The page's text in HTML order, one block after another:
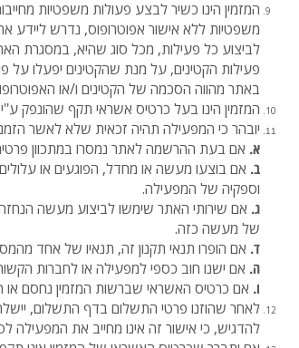
משפטיות ללא אישור אפוטרופוס, נדרש ליידע
לביצוע כל פעילות, מכל סוג שהיא, במסגרת
פעילות הקטינים, על מנת שהקטינים יפעלו על
באתר מהווה הסכמה של הקטינים ו/או
המזמין הינו בעל כרטיס אשראי תקף שהונפק
יובהר כי המפעילה תהיה זכאית שלא לאשר
א. אם בעת ההרשמה לאתר נמסרו במתכוון פרטים
ב. אם בוצעו מעשה או מחדל, הפוגעים או
וספקיה של המפעילה.
ג. אם שירותי האתר שימשו לביצוע מעשה הנחזה
של מעשה כזה.
ד. אם הופרו תנאי תקנון זה, תנאיו של אחד
ה. אם ישנו חוב כספי למפעילה או לחברות
ו. אם כרטיס האשראי שברשות המזמין נחסם או
לאחר שהוזנו פרטי התשלום בדף התשלום,
להדגיש, כי אישור זה אינו מחייב את